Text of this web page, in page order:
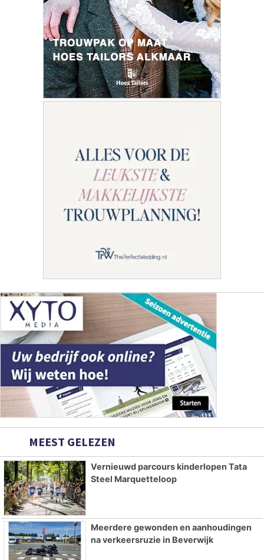
MEEST GELEZEN
Vernieuwd parcours kinderlopen Tata
Steel Marquetteloop
Meerdere gewonden en aanhoudingen
na verkeersruzie in Beverwijk